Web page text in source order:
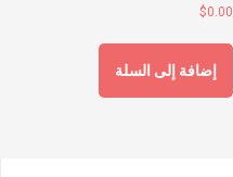
$0.00
إضافة إلى السلة